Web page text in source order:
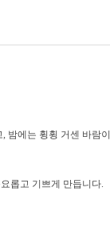
밤에는 휭휭 거센 바람이
롭고 기쁘게 만듭니다.